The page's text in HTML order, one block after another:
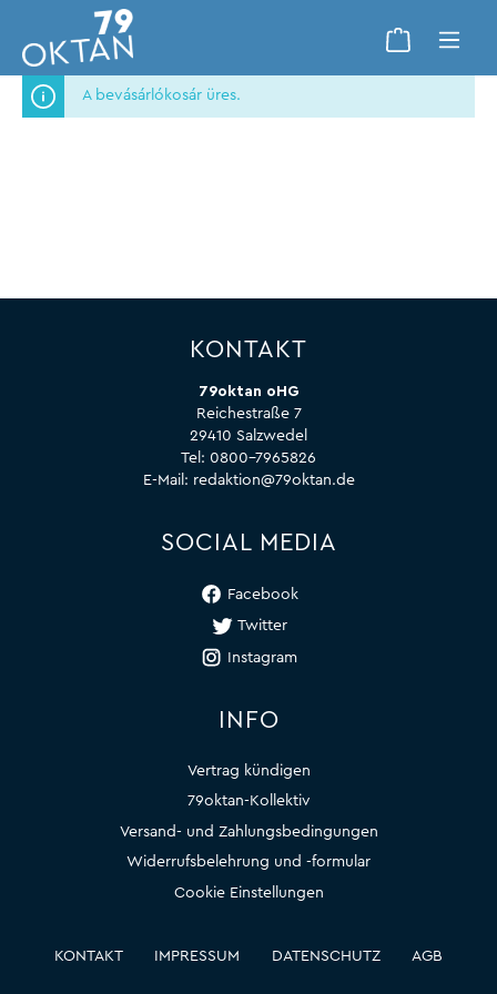
A bevásárlókosár üres.
KONTAKT
79oktan oHG
Reichestraße 7
29410 Salzwedel
Tel: 0800-7965826
E-Mail: redaktion@79oktan.de
SOCIAL MEDIA
Facebook
Twitter
Instagram
INFO
Vertrag kündigen
79oktan-Kollektiv
Versand- und Zahlungsbedingungen
Widerrufsbelehrung und -formular
Cookie Einstellungen
KONTAKT IMPRESSUM DATENSCHUTZ AGB